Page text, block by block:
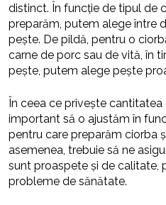
distinct. În funcție de tipul de
preparăm, putem alege între
pește. De pildă, pentru o
carne de porc sau de vită, în
pește, putem alege pește
În ceea ce privește cantitatea
important să o ajustăm în
pentru care preparăm ciorba
asemenea, trebuie să ne
sunt proaspete și de calitate,
probleme de sănătate.